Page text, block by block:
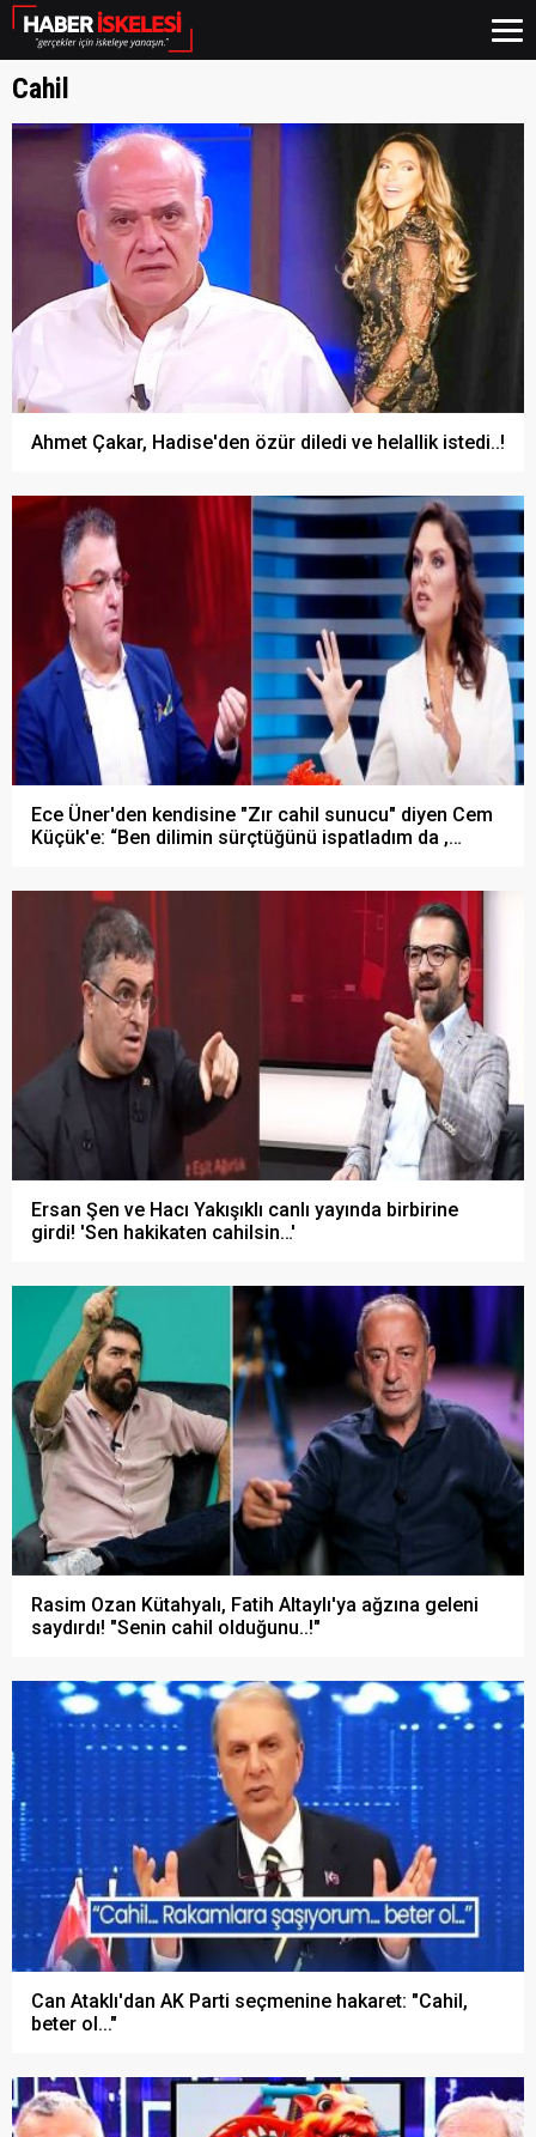
Cahil
Ahmet Çakar, Hadise'den özür diledi ve helallik istedi..!
Ece Üner'den kendisine "Zır cahil sunucu" diyen Cem
Küçük'e: “Ben dilimin sürçtüğünü ispatladım da ,
Ersan Şen ve Hacı Yakışıklı canlı yayında birbirine
girdi! 'Sen hakikaten cahilsin…'
Rasim Ozan Kütahyalı, Fatih Altaylı'ya ağzına geleni
saydırdı! "Senin cahil olduğunu..!"
Can Ataklı'dan AK Parti seçmenine hakaret: "Cahil,
beter ol..."